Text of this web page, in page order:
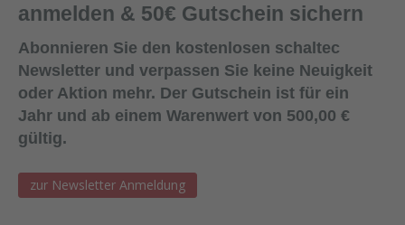
anmelden & 50€ Gutschein sichern
Abonnieren Sie den kostenlosen schaltec
Newsletter und verpassen Sie keine Neuigkeit
oder Aktion mehr. Der Gutschein ist für ein
Jahr und ab einem Warenwert von 500,00 €
gültig.
zur Newsletter Anmeldung